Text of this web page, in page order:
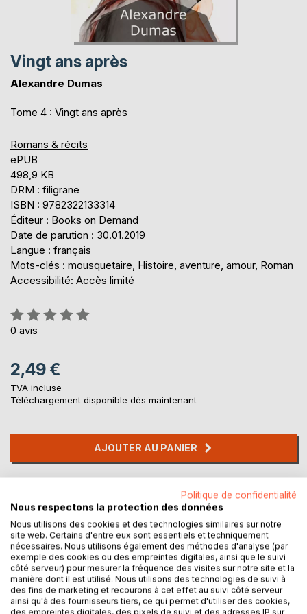
Vingt ans après
Alexandre Dumas
Tome 4 : Vingt ans après
Romans & récits
ePUB
498,9 KB
DRM : filigrane
ISBN : 9782322133314
Éditeur : Books on Demand
Date de parution : 30.01.2019
Langue : français
Mots-clés : mousquetaire, Histoire, aventure, amour, Roman
Accessibilité: Accès limité
Évaluation:
0%
0 avis
2,49 €
TVA incluse
Téléchargement disponible dès maintenant
AJOUTER AU PANIER
Laisser un avis
DESCRIPTION
Politique de confidentialité
Nous respectons la protection des données
Nous utilisons des cookies et des technologies similaires sur notre
site web. Certains d'entre eux sont essentiels et techniquement
nécessaires. Nous utilisons également des méthodes d'analyse (par
exemple des cookies ou des empreintes digitales, ainsi que le suivi
côté serveur) pour mesurer la fréquence des visites sur notre site et la
manière dont il est utilisé. Nous utilisons des technologies de suivi à
des fins de marketing et recourons à cet effet au suivi côté serveur
ainsi qu'à des fournisseurs tiers, ce qui permet d'utiliser des cookies,
des empreintes digitales, des pixels de suivi et des adresses IP sur